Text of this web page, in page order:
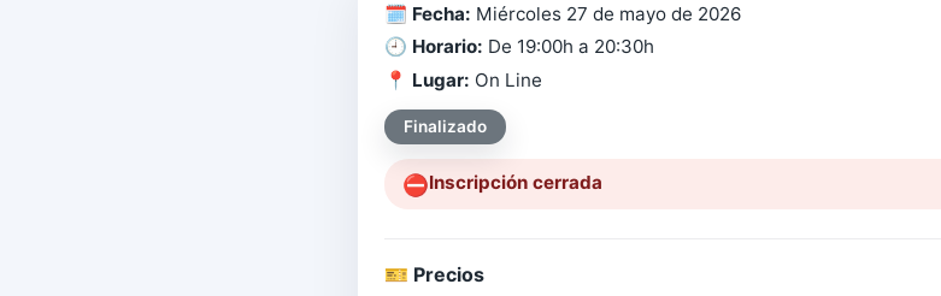
🗓️ Fecha: Miércoles 27 de mayo de 2026
🕘 Horario: De 19:00h a 20:30h
📍 Lugar: On Line
Finalizado
⛔️Inscripción cerrada
🎫 Precios